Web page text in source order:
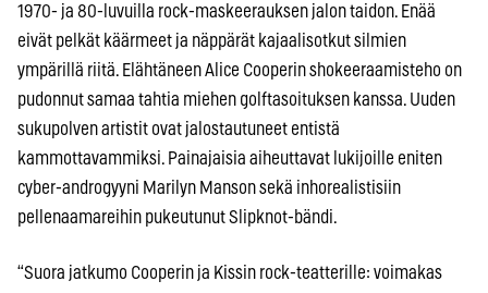
1970- ja 80-luvuilla rock-maskeerauksen jalon taidon. Enää
eivät pelkät käärmeet ja näppärät kajaalisotkut silmien
ympärillä riitä. Elähtäneen Alice Cooperin shokeeraamisteho on
pudonnut samaa tahtia miehen golftasoituksen kanssa. Uuden
sukupolven artistit ovat jalostautuneet entistä
kammottavammiksi. Painajaisia aiheuttavat lukijoille eniten
cyber-androgyyni Marilyn Manson sekä inhorealistisiin
pellenaamareihin pukeutunut Slipknot-bändi.
“Suora jatkumo Cooperin ja Kissin rock-teatterille: voimakas